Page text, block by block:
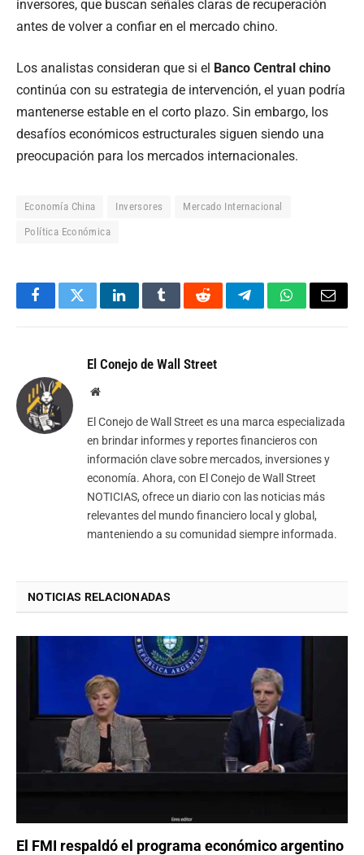
inversores, que buscan señales claras de recuperación
antes de volver a confiar en el mercado chino.
Los analistas consideran que si el Banco Central chino
continúa con su estrategia de intervención, el yuan podría
mantenerse estable en el corto plazo. Sin embargo, los
desafíos económicos estructurales siguen siendo una
preocupación para los mercados internacionales.
Economía China Inversores Mercado Internacional
Política Económica
FacebookTwitterLinkedInTumblrRedditTelegramWhatsApp
Email
El Conejo de Wall Street
Website
El Conejo de Wall Street es una marca especializada
en brindar informes y reportes financieros con
información clave sobre mercados, inversiones y
economía. Ahora, con El Conejo de Wall Street
NOTICIAS, ofrece un diario con las noticias más
relevantes del mundo financiero local y global,
manteniendo a su comunidad siempre informada.
NOTICIAS RELACIONADAS
El FMI respaldó el programa económico argentino